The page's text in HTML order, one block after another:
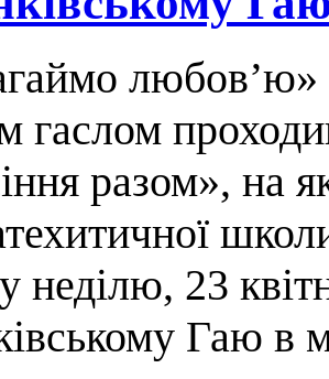
любов’ю»
гаслом
разом», на
неділю, 23
Гаю в